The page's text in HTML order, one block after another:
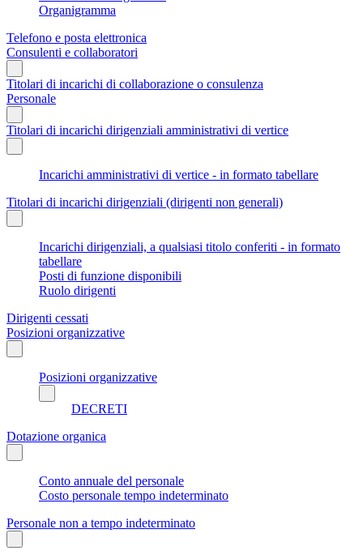
Organigramma
Telefono e posta elettronica
Consulenti e collaboratori
Titolari di incarichi di collaborazione o consulenza
Personale
Titolari di incarichi dirigenziali amministrativi di vertice
Incarichi amministrativi di vertice - in formato tabellare
Titolari di incarichi dirigenziali (dirigenti non generali)
Incarichi dirigenziali, a qualsiasi titolo conferiti - in formato
tabellare
Posti di funzione disponibili
Ruolo dirigenti
Dirigenti cessati
Posizioni organizzative
Posizioni organizzative
DECRETI
Dotazione organica
Conto annuale del personale
Costo personale tempo indeterminato
Personale non a tempo indeterminato